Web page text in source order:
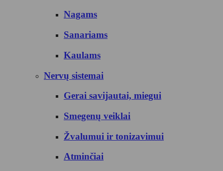
Nagams
Sanariams
Kaulams
Nervų sistemai
Gerai savijautai, miegui
Smegenų veiklai
Žvalumui ir tonizavimui
Atminčiai